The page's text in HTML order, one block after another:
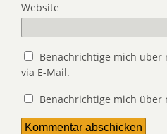
Website
Benachrichtige mich über
via E-Mail.
Benachrichtige mich über